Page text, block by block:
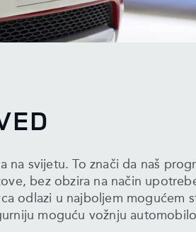
na svijetu. To znači da naš
bez obzira na način
odlazi u najboljem mogućem
moguću vožnju